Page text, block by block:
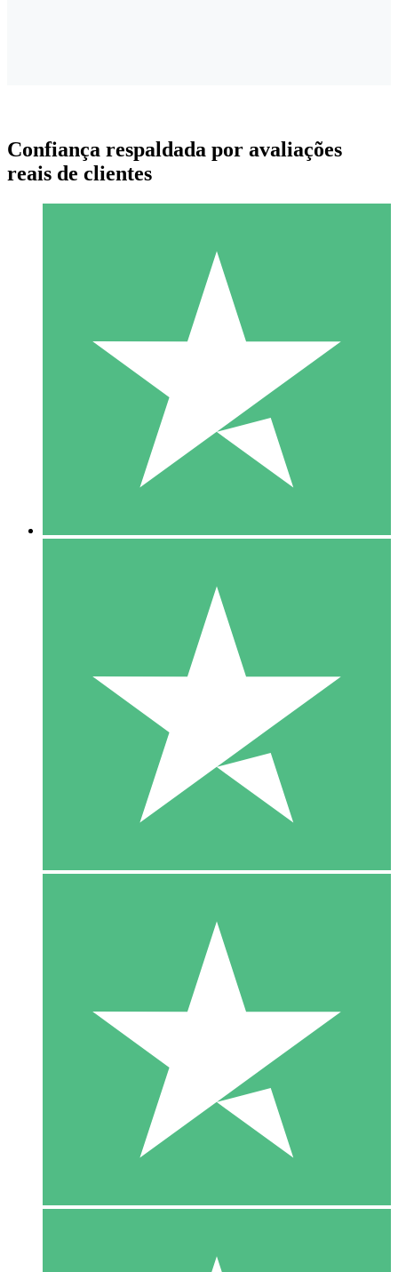
Pacotes de Créditos Individuais
Pague conforme o uso com créditos de download. Sem
1000
10 Downloads
20 00
Confiança respaldada por avaliações
reais de clientes